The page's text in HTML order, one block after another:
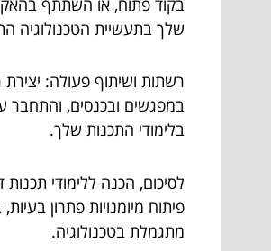
בקוד פתוח, או השתתף
שלך בתעשיית הטכנולוגיה
רשתות ושיתוף פעולה:
במפגשים ובכנסים, והתחבר
בלימודי התכנות שלך.
לסיכום, הכנה ללימודי
פיתוח מיומנויות פתרון
מתגמלת בטכנולוגיה.